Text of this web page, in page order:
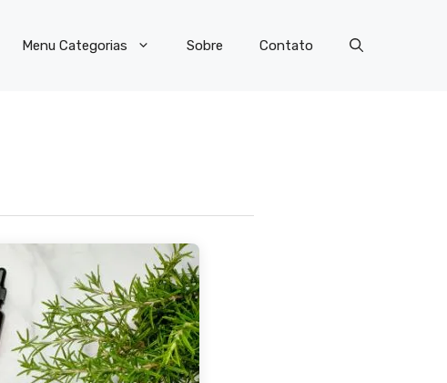
Menu Categorias Sobre Contato